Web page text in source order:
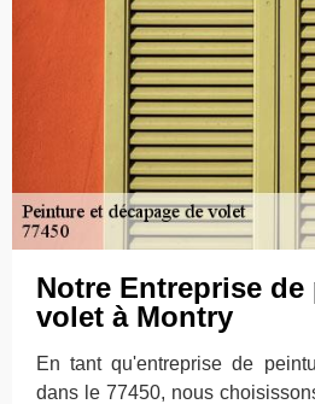
Notre Entreprise
volet à Montry
En tant qu'entreprise de
dans le 77450, nous